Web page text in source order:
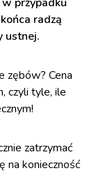
radzą
ustnej.
zębów? Cena
czyli tyle, ile
zatrzymać
na konieczność